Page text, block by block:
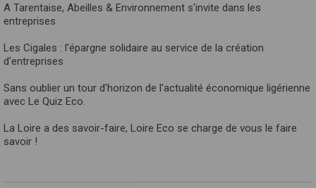
A Tarentaise, Abeilles & Environnement s'invite dans les
entreprises
Les Cigales : l'épargne solidaire au service de la création
d'entreprises
Sans oublier un tour d'horizon de l'actualité économique ligérienne
avec Le Quiz Eco.
La Loire a des savoir-faire, Loire Eco se charge de vous le faire
savoir !